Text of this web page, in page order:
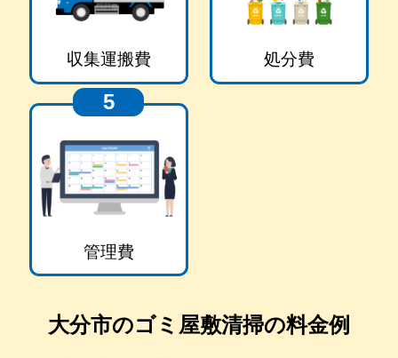
収集運搬費 処分費
5
管理費
大分市のゴミ屋敷清掃の料金例